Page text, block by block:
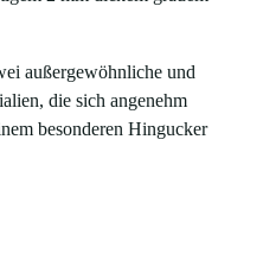
außergewöhnliche und
die sich angenehm
besonderen Hingucker